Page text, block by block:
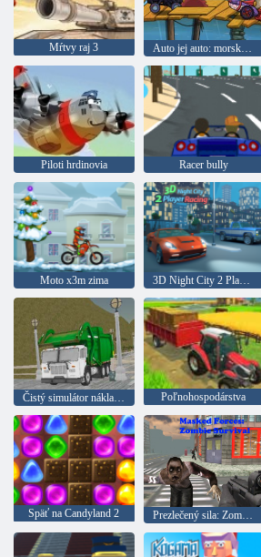
Mŕtvy raj 3 Auto jej auto: morské dobrodružstvo
Piloti hrdinovia Racer bully
Moto x3m zima 3D Night City 2 Player Racing
Čistý simulátor nákladného automobilu na ostrove Poľnohospodárstva
Späť na Candyland 2 Prezlečený sila: Zombie Survival